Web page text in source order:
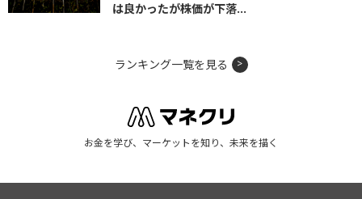
は良かったが株価が下落...
ランキング一覧を見る
お金を学び、マーケットを知り、未来を描く